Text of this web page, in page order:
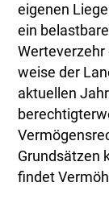
eigenen
ein
weise der
aktuellen
Grundsätzen
findet